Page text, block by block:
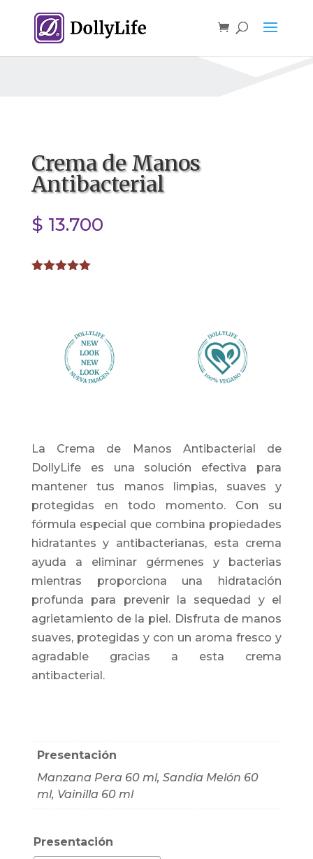
Crema de Manos
Antibacterial
$ 13.700
La Crema de Manos Antibacterial de
DollyLife es una solución efectiva para
mantener tus manos limpias, suaves y
protegidas en todo momento. Con su
fórmula especial que combina propiedades
hidratantes y antibacterianas, esta crema
ayuda a eliminar gérmenes y bacterias
mientras proporciona una hidratación
profunda para prevenir la sequedad y el
agrietamiento de la piel. Disfruta de manos
suaves, protegidas y con un aroma fresco y
agradable gracias a esta crema
antibacterial.
Presentación
Manzana Pera 60 ml, Sandia Melón 60
ml, Vainilla 60 ml
Presentación